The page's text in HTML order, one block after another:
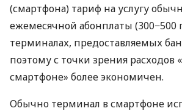
(смартфона) тариф на услугу
ежемесячной абонплаты (300−500
терминалах, предоставляемых
поэтому с точки зрения расходов
смартфоне» более экономичен.
Обычно терминал в смартфоне